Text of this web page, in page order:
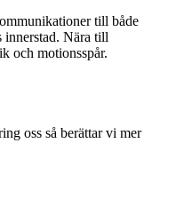
till både
innerstad. Nära till
och motionsspår.
oss så berättar vi mer